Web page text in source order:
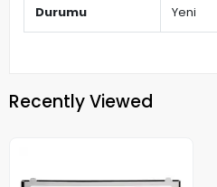
Durumu Yeni
Recently Viewed